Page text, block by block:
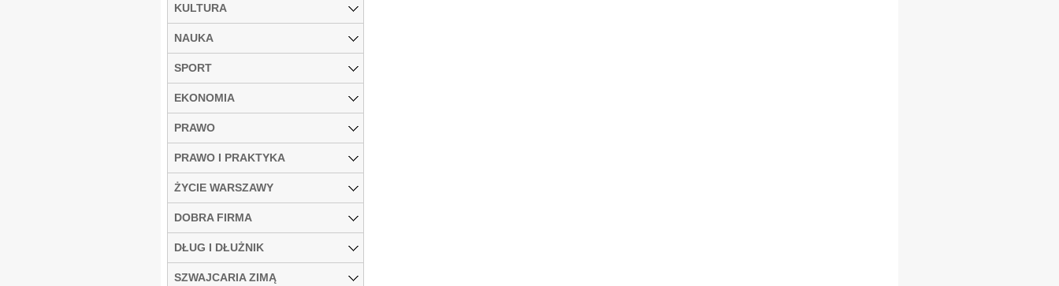
KULTURA
NAUKA
SPORT
EKONOMIA
PRAWO
PRAWO I PRAKTYKA
ŻYCIE WARSZAWY
DOBRA FIRMA
DŁUG I DŁUŻNIK
SZWAJCARIA ZIMĄ